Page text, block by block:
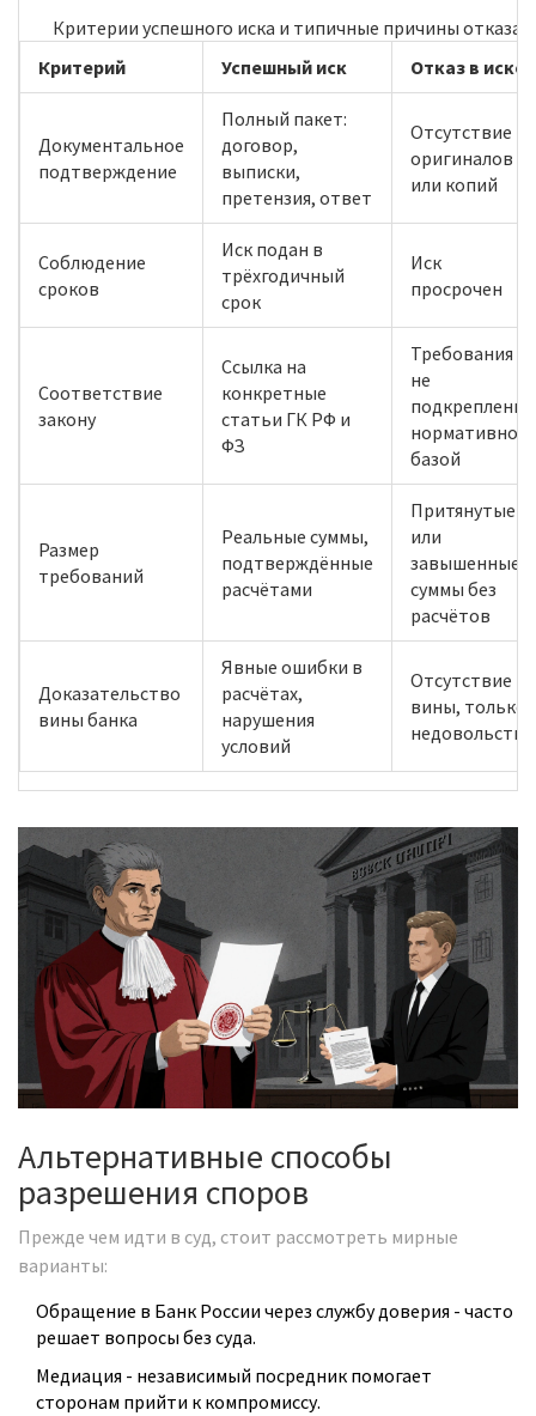
Критерии успешного иска и типичные причины отказа
Критерий
Успешный иск Отказ в иске
Документальное
подтверждение
Полный пакет:
договор,
выписки,
претензия, ответ
Отсутствие
оригиналов
или копий
Соблюдение
сроков
Иск подан в
трёхгодичный
срок
Иск
просрочен
Соответствие
закону
Ссылка на
конкретные
статьи ГК РФ и
ФЗ
Требования
не
подкреплены
нормативной
базой
Размер
требований
Реальные суммы,
подтверждённые
расчётами
Притянутые
или
завышенные
суммы без
расчётов
Доказательство
вины банка
Явные ошибки в
расчётах,
нарушения
условий
Отсутствие
вины, только
недовольство
Альтернативные способы
разрешения споров
Прежде чем идти в суд, стоит рассмотреть мирные
варианты:
Обращение в Банк России через службу доверия - часто
решает вопросы без суда.
Медиация - независимый посредник помогает
сторонам прийти к компромиссу.